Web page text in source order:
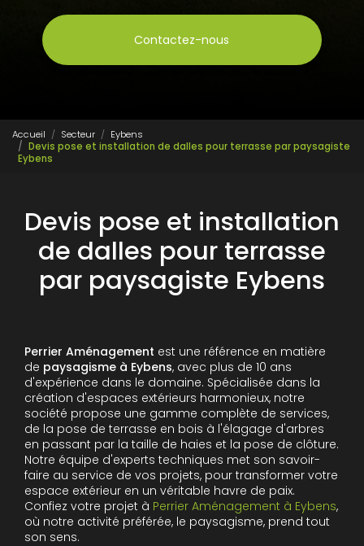
Contactez-nous
Accueil Secteur
Eybens
Devis pose et installation de dalles pour terrasse par paysagiste
Eybens
Devis pose et installation
de dalles pour terrasse
par paysagiste Eybens
Perrier Aménagement est une référence en matière
de paysagisme à Eybens, avec plus de 10 ans
d'expérience dans le domaine. Spécialisée dans la
création d'espaces extérieurs harmonieux, notre
société propose une gamme complète de services,
de la pose de terrasse en bois à l'élagage d'arbres
en passant par la taille de haies et la pose de clôture.
Notre équipe d'experts techniques met son savoir-
faire au service de vos projets, pour transformer votre
espace extérieur en un véritable havre de paix.
Confiez votre projet à Perrier Aménagement à Eybens,
où notre activité préférée, le paysagisme, prend tout
son sens.